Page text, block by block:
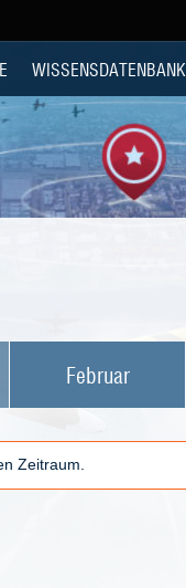
WISSENSDATENBANK
Februar
Zeitraum.